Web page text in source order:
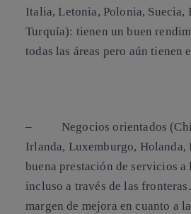
Italia, Letonia, Polonia, Suecia,
Turquía): tienen un buen
todas las áreas pero aún tienen
– Negocios orientados
Irlanda, Luxemburgo, Holanda,
buena prestación de servicios a
incluso a través de las
margen de mejora en cuanto a